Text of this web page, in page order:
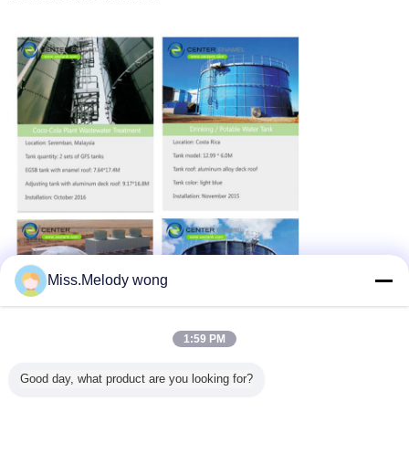
Miss.Melody wong
1:59 PM
Good day, what product are you looking for?